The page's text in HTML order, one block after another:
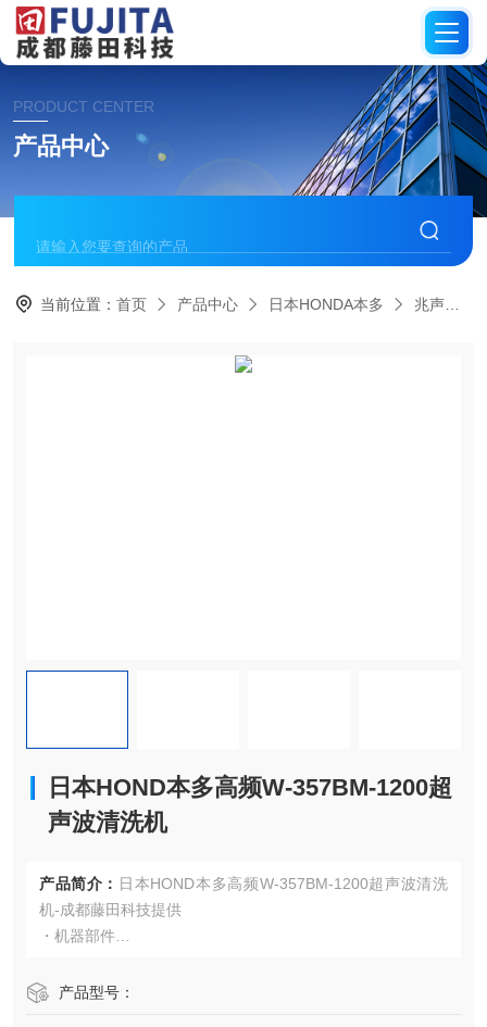
PRODUCT CENTER
产品中心
当前位置：首页 产品中心 日本HONDA本多 兆声波清洗剂
日本HOND本多高频W-357BM-1200超
声波清洗机
产品简介： 日本HOND本多高频W-357BM-1200超声波清洗
机-成都藤田科技提供
・机器部件
产品型号：